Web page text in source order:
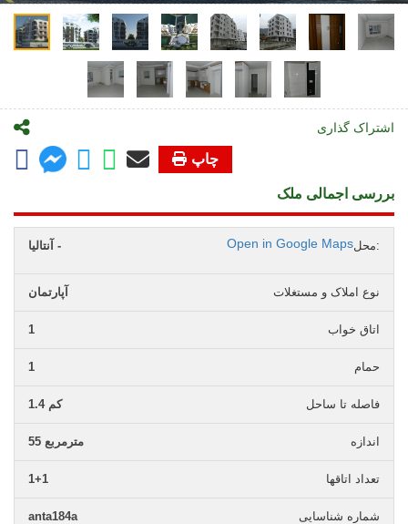
اشتراک گذاری
چاپ
بررسی اجمالی ملک
محل: آنتالیا - Open in Google Maps
نوع املاک و مستغلات آپارتمان
اتاق خواب 1
حمام 1
فاصله تا ساحل 1.4 کم
اندازه 55 مترمربع
تعداد اتاقها 1+1
شماره شناسایی anta184a